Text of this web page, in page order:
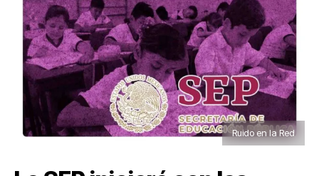
Ruido en la Red